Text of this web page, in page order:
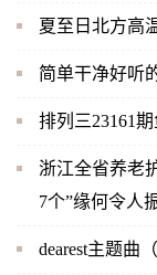
夏至日北方高
简单干净好听
排列三23161
浙江全省养老
7个”缘何令人
dearest主题曲（